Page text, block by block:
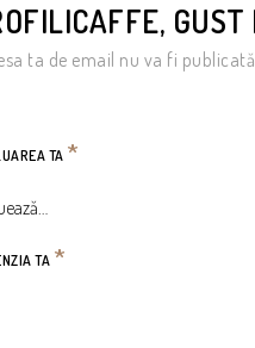
ta de email nu va fi
TA *
TA *